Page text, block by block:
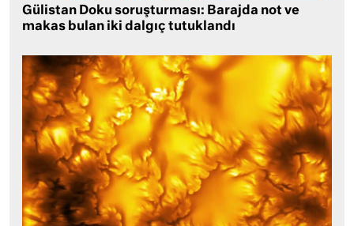
Gülistan Doku soruşturması: Barajda not ve
makas bulan iki dalgıç tutuklandı